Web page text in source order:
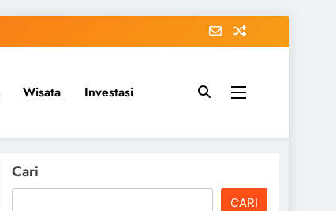
Wisata Investasi
Cari
CARI